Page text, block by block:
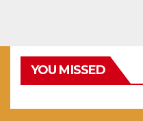
YOU MISSED